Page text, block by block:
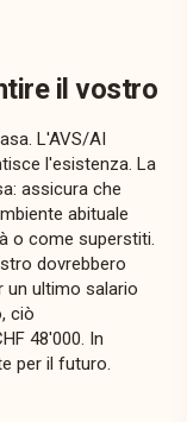
il vostro
L'AVS/AI
l'esistenza. La
assicura che
abituale
o come superstiti.
dovrebbero
un ultimo salario
ciò
48'000. In
per il futuro.